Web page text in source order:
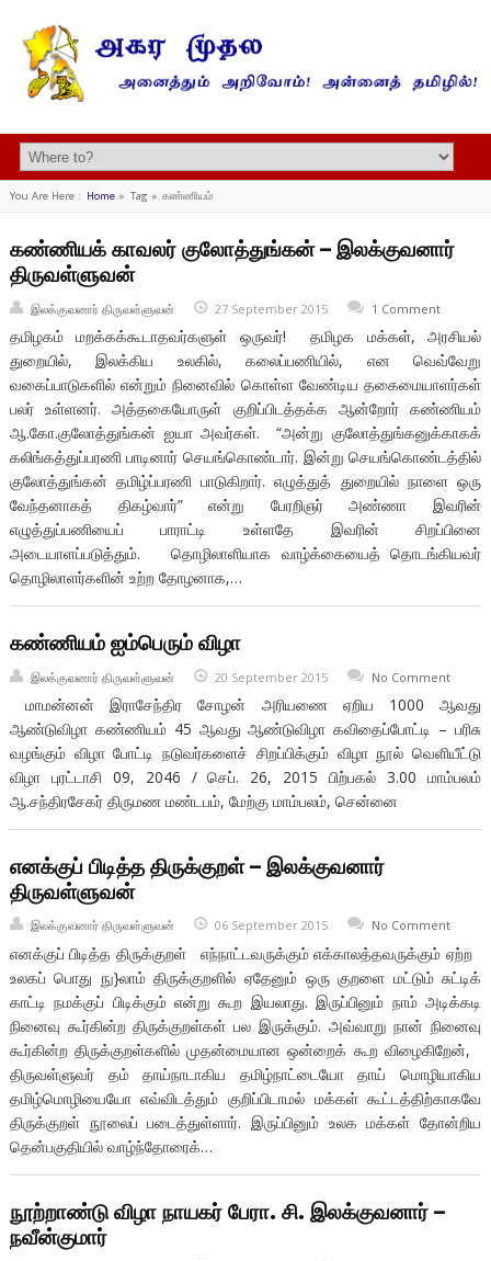
You Are Here : Home» Tag » கண்ணியம்
கண்ணியக் காவலர் குலோத்துங்கன் – இலக்குவனார்
திருவள்ளுவன்
இலக்குவனார் திருவள்ளுவன் 27 September 2015 1 Comment
தமிழகம் மறக்கக்கூடாதவர்களுள் ஒருவர்! தமிழக மக்கள், அரசியல்
துறையில், இலக்கிய உலகில், கலைப்பணியில், என வெவ்வேறு
வகைப்பாடுகளில் என்றும் நினைவில் கொள்ள வேண்டிய தகைமையாளர்கள்
பலர் உள்ளனர். அத்தகையோருள் குறிப்பிடத்தக்க ஆன்றோர் கண்ணியம்
ஆ.கோ.குலோத்துங்கன் ஐயா அவர்கள். “அன்று குலோத்துங்கனுக்காகக்
கலிங்கத்துப்பரணி பாடினார் செயங்கொண்டார். இன்று செயங்கொண்டத்தில்
குலோத்துங்கன் தமிழ்ப்பரணி பாடுகிறார். எழுத்துத் துறையில் நாளை ஒரு
வேந்தனாகத் திகழ்வார்” என்று பேரறிஞர் அண்ணா இவரின்
எழுத்துப்பணியைப் பாராட்டி உள்ளதே இவரின் சிறப்பினை
அடையாளப்படுத்தும். தொழிலாளியாக வாழ்க்கையைத் தொடங்கியவர்
தொழிலாளர்களின் உற்ற தோழனாக,…
கண்ணியம் ஐம்பெரும் விழா
இலக்குவனார் திருவள்ளுவன் 20 September 2015 No Comment
மாமன்னன் இராசேந்திர சோழன் அரியணை ஏறிய 1000 ஆவது
ஆண்டுவிழா கண்ணியம் 45 ஆவது ஆண்டுவிழா கவிதைப்போட்டி – பரிசு
வழங்கும் விழா போட்டி நடுவர்களைச் சிறப்பிக்கும் விழா நூல் வெளியீட்டு
விழா புரட்டாசி 09, 2046 / செப். 26, 2015 பிற்பகல் 3.00 மாம்பலம்
ஆ.சந்திரசேகர் திருமண மண்டபம், மேற்கு மாம்பலம், சென்னை
எனக்குப் பிடித்த திருக்குறள் – இலக்குவனார்
திருவள்ளுவன்
இலக்குவனார் திருவள்ளுவன் 06 September 2015 No Comment
எனக்குப் பிடித்த திருக்குறள் எந்நாட்டவருக்கும் எக்காலத்தவருக்கும் ஏற்ற
உலகப் பொது நு}லாம் திருக்குறளில் ஏதேனும் ஒரு குறளை மட்டும் சுட்டிக்
காட்டி நமக்குப் பிடிக்கும் என்று கூற இயலாது. இருப்பினும் நாம் அடிக்கடி
நினைவு கூர்கின்ற திருக்குறள்கள் பல இருக்கும். அவ்வாறு நான் நினைவு
கூர்கின்ற திருக்குறள்களில் முதன்மையான ஒன்றைக் கூற விழைகிறேன்,
திருவள்ளுவர் தம் தாய்நாடாகிய தமிழ்நாட்டையோ தாய் மொழியாகிய
தமிழ்மொழியையோ எவ்விடத்தும் குறிப்பிடாமல் மக்கள் கூட்டத்திற்காகவே
திருக்குறள் நூலைப் படைத்துள்ளார். இருப்பினும் உலக மக்கள் தோன்றிய
தென்பகுதியில் வாழ்ந்தோரைக்…
நூற்றாண்டு விழா நாயகர் பேரா. சி. இலக்குவனார் –
நவீன்குமார்